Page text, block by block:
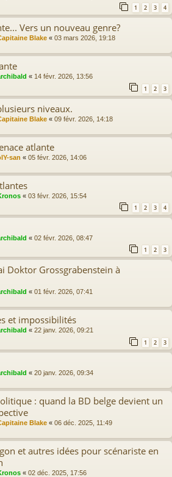
1 2 3 4
Vers un nouveau genre?
Blake « 03 mars 2026, 19:18
« 14 févr. 2026, 13:56
1 2 3
niveaux.
Blake « 09 févr. 2026, 14:18
atlante
san « 05 févr. 2026, 14:06
« 03 févr. 2026, 15:54
1 2 3 4
« 02 févr. 2026, 08:47
1 2 3
Doktor Grossgrabenstein à
« 01 févr. 2026, 07:41
et impossibilités
« 22 janv. 2026, 09:21
1 2 3
« 20 janv. 2026, 09:34
: quand la BD belge devient un
Blake « 06 déc. 2025, 11:49
et autres idées pour scénariste en
« 02 déc. 2025, 17:56